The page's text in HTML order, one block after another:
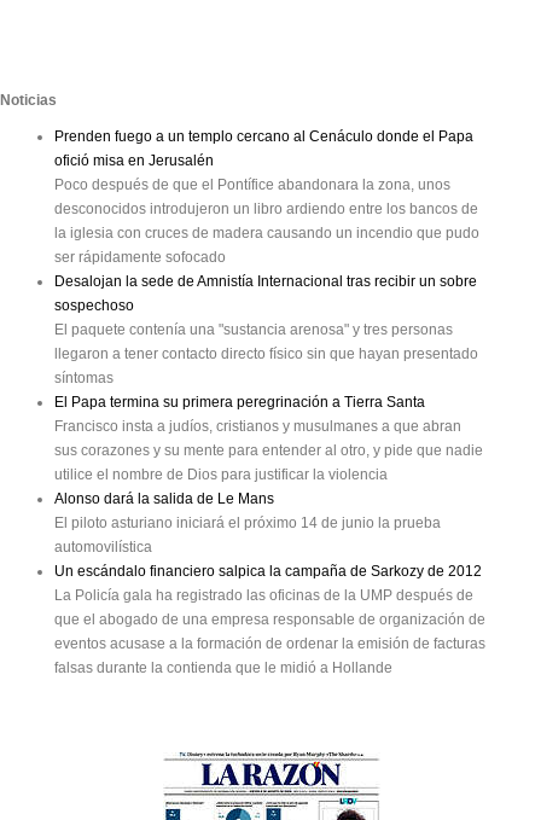
Noticias
Prenden fuego a un templo cercano al Cenáculo donde el Papa
ofició misa en Jerusalén
Poco después de que el Pontífice abandonara la zona, unos
desconocidos introdujeron un libro ardiendo entre los bancos de
la iglesia con cruces de madera causando un incendio que pudo
ser rápidamente sofocado
Desalojan la sede de Amnistía Internacional tras recibir un sobre
sospechoso
El paquete contenía una "sustancia arenosa" y tres personas
llegaron a tener contacto directo físico sin que hayan presentado
síntomas
El Papa termina su primera peregrinación a Tierra Santa
Francisco insta a judíos, cristianos y musulmanes a que abran
sus corazones y su mente para entender al otro, y pide que nadie
utilice el nombre de Dios para justificar la violencia
Alonso dará la salida de Le Mans
El piloto asturiano iniciará el próximo 14 de junio la prueba
automovilística
Un escándalo financiero salpica la campaña de Sarkozy de 2012
La Policía gala ha registrado las oficinas de la UMP después de
que el abogado de una empresa responsable de organización de
eventos acusase a la formación de ordenar la emisión de facturas
falsas durante la contienda que le midió a Hollande